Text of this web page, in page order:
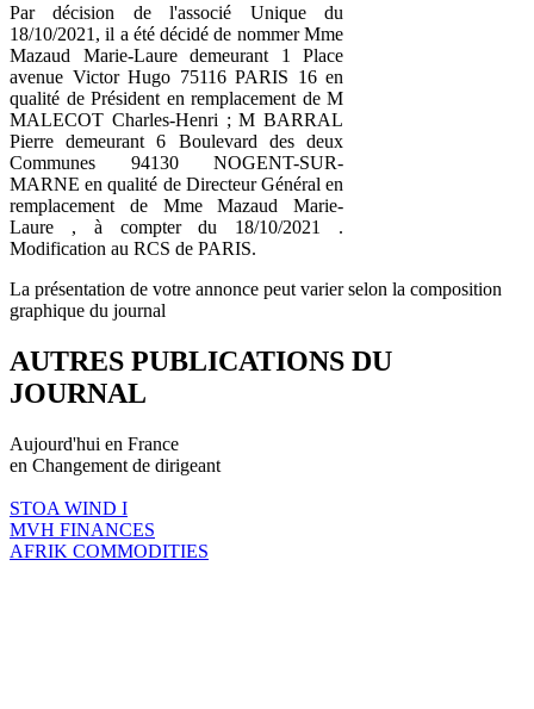
Par décision de l'associé Unique du
18/10/2021, il a été décidé de nommer Mme
Mazaud Marie-Laure demeurant 1 Place
avenue Victor Hugo 75116 PARIS 16 en
qualité de Président en remplacement de M
MALECOT Charles-Henri ; M BARRAL
Pierre demeurant 6 Boulevard des deux
Communes 94130 NOGENT-SUR-
MARNE en qualité de Directeur Général en
remplacement de Mme Mazaud Marie-
Laure , à compter du 18/10/2021 .
Modification au RCS de PARIS.
La présentation de votre annonce peut varier selon la composition
graphique du journal
AUTRES PUBLICATIONS DU
JOURNAL
Aujourd'hui en France
en Changement de dirigeant
STOA WIND I
MVH FINANCES
AFRIK COMMODITIES